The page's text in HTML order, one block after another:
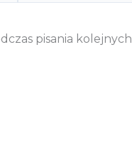
pisania kolejnych